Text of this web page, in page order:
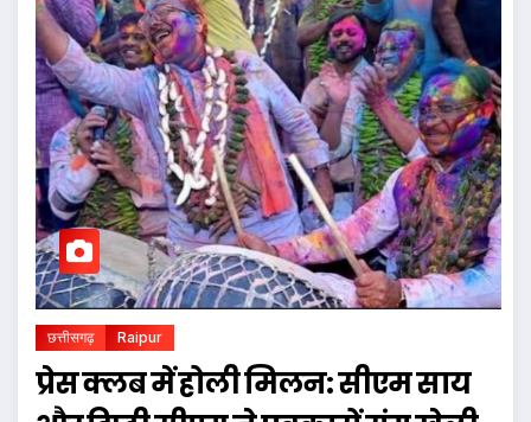
छत्तीसगढ़ Raipur
प्रेस क्लब में होली मिलन: सीएम साय